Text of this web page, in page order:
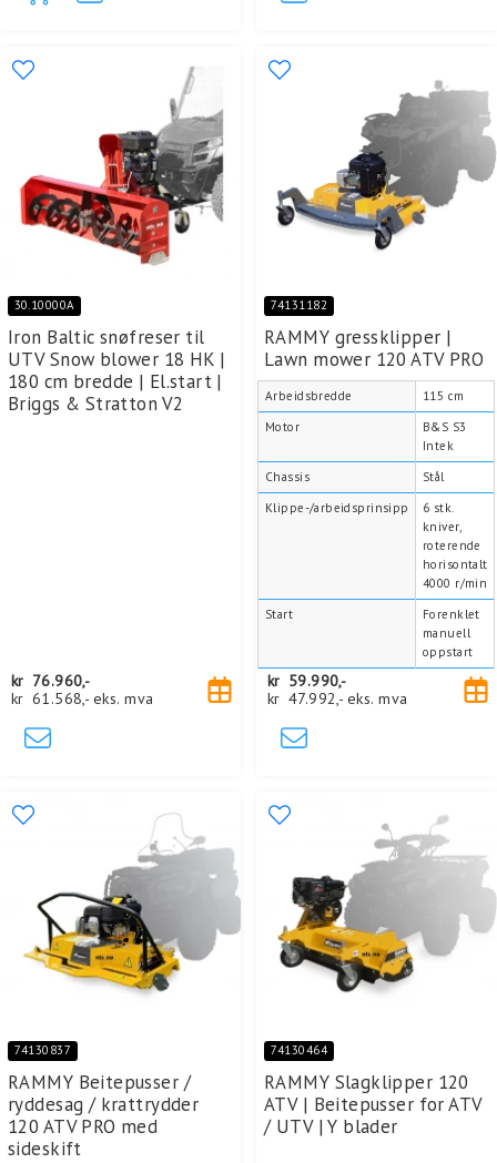
30.10000A
Iron Baltic snøfreser til
UTV Snow blower 18 HK |
180 cm bredde | El.start |
Briggs & Stratton V2
kr 76.960,-
kr 61.568,- eks. mva
74131182
RAMMY gressklipper |
Lawn mower 120 ATV PRO
Arbeidsbredde
115 cm
Motor
B&S S3
Intek
Chassis
Stål
Klippe-/arbeidsprinsipp
6 stk.
kniver,
roterende
horisontalt
4000 r/min
Start
Forenklet
manuell
oppstart
kr 59.990,-
kr 47.992,- eks. mva
74130837
RAMMY Beitepusser /
ryddesag / krattrydder
120 ATV PRO med
sideskift
74130464
RAMMY Slagklipper 120
ATV | Beitepusser for ATV
/ UTV | Y blader